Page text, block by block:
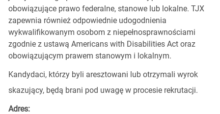
obowiązujące prawo federalne, stanowe lub lokalne. TJX
zapewnia również odpowiednie udogodnienia
wykwalifikowanym osobom z niepełnosprawnościami
zgodnie z ustawą Americans with Disabilities Act oraz
obowiązującym prawem stanowym i lokalnym.
Kandydaci, którzy byli aresztowani lub otrzymali wyrok
skazujący, będą brani pod uwagę w procesie rekrutacji.
Adres: